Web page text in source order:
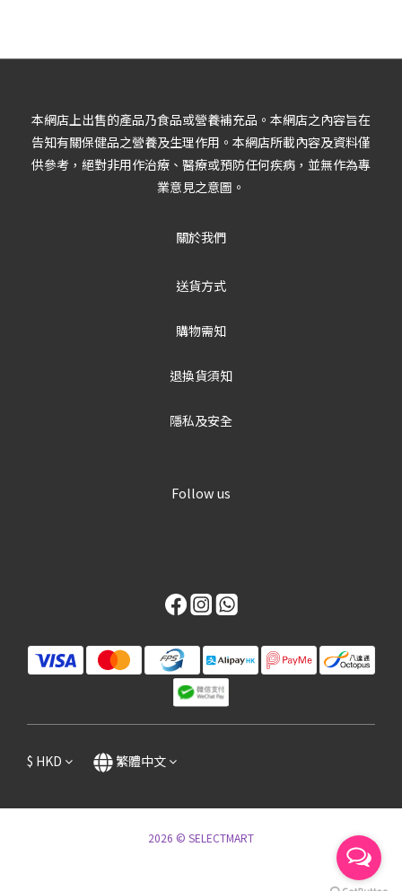
本網店上出售的產品乃食品或營養補充品。本網店之內容旨在
告知有關保健品之營養及生理作用。本網店所載內容及資料僅
供參考，絕對非用作治療、醫療或預防任何疾病，並無作為專
業意見之意圖。
關於我們
送貨方式
購物需知
退換貨須知
隱私及安全
Follow us
$ HKD 繁體中文
2026 © SELECTMART